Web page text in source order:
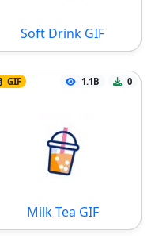
Soft Drink GIF
GIF 1.1B 0
Milk Tea GIF